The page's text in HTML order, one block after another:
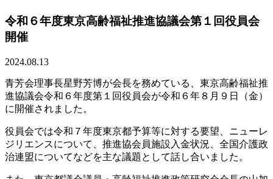
令和６年度東京高齢福祉推進協議会第１回役員会
開催
2024.08.13
青芳会理事長星野芳博が会長を務めている、東京高齢福祉推
進協議会令和６年度第１回役員会が令和６年８月９日（金）
に開催されました。
役員会では令和７年度東京都予算等に対する要望、ニューレ
ジリエンスについて、推進協会員施設入金状況、全国介護政
治連盟についてなどを主な議題として話し合いました。